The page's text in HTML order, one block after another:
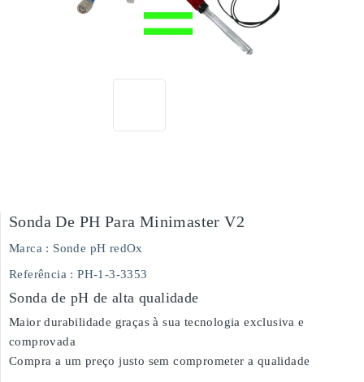
Sonda De PH Para Minimaster V2
Marca : Sonde pH redOx
Referência : PH-1-3-3353
Sonda de pH de alta qualidade
Maior durabilidade graças à sua tecnologia exclusiva e
comprovada
Compra a um preço justo sem comprometer a qualidade